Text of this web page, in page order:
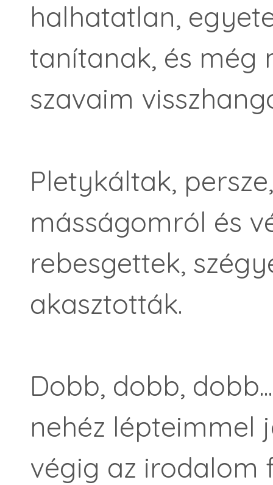
halhatatlan,
tanítanak, és még
szavaim
Pletykáltak,
másságomról és
rebesgettek,
akasztották.
Dobb, dobb,
nehéz lépteimmel
végig az irodalom